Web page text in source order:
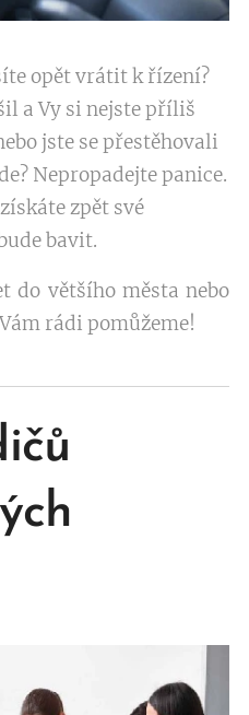
opět vrátit k řízení?
a Vy si nejste příliš
jste se přestěhovali
Nepropadejte panice.
zpět své
bavit.
do většího města nebo
rádi pomůžeme!